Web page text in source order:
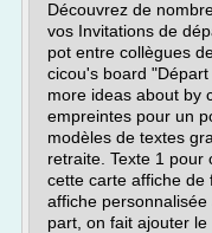
Découvrez de
vos Invitations de
pot entre collègues
cicou's board
more ideas about by
empreintes pour un
modèles de textes
retraite. Texte 1 pour
cette carte affiche de
affiche
part, on fait ajouter le